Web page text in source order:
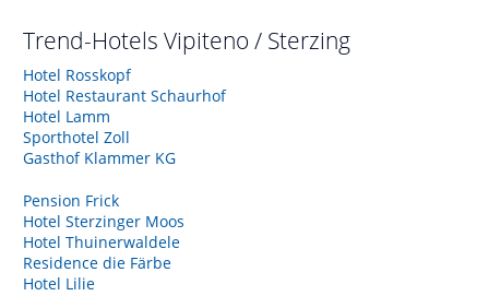
Trend-Hotels Vipiteno / Sterzing
Hotel Rosskopf
Hotel Restaurant Schaurhof
Hotel Lamm
Sporthotel Zoll
Gasthof Klammer KG
Pension Frick
Hotel Sterzinger Moos
Hotel Thuinerwaldele
Residence die Färbe
Hotel Lilie